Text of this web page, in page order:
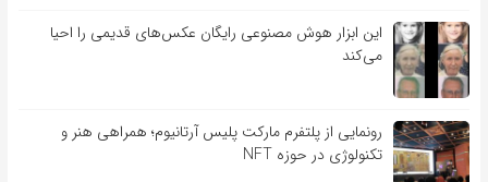
این ابزار هوش مصنوعی رایگان عکس‌های قدیمی را احیا
می‌کند
رونمایی از پلتفرم مارکت پلیس آرتانیوم؛ همراهی هنر و
تکنولوژی در حوزه NFT